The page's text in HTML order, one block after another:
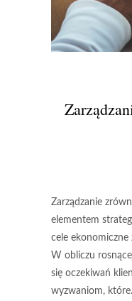
Zarządzanie
elementem
cele ekonomiczne
W obliczu
się oczekiwań
wyzwaniom,